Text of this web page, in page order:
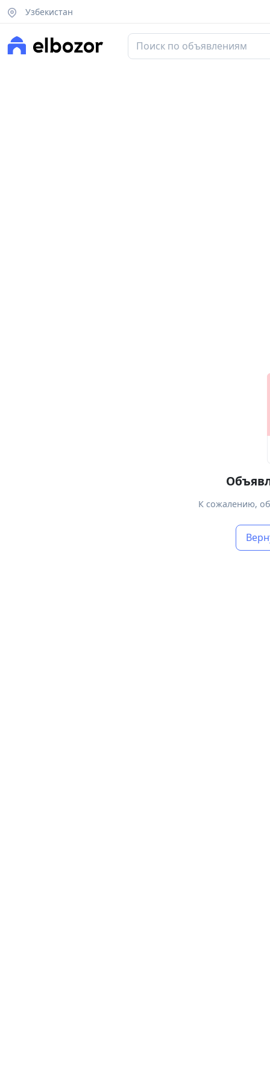
Узбекистан
К сожалению,